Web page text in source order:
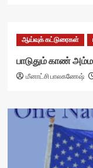
ஆய்வுக் கட்டுரைகள்
பாடுதும் காண்
மீனாட்சி பாலகணேஷ்